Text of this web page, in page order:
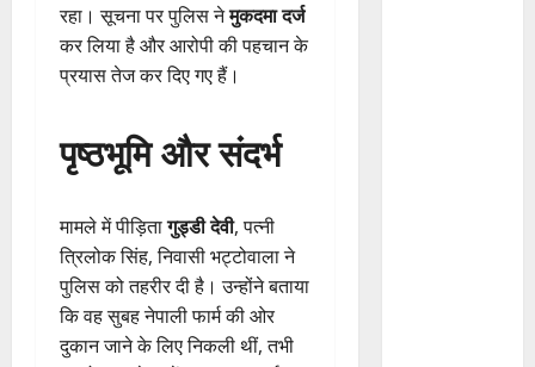
रहा। सूचना पर पुलिस नेमुकदमा दर्ज
कर लिया है और आरोपी की पहचान के
प्रयास तेज कर दिए गए हैं।
पृष्ठभूमि और संदर्भ
मामले में पीड़ितागुड्डी देवी, पत्नी
त्रिलोक सिंह, निवासी भट्टोवाला ने
पुलिस को तहरीर दी है। उन्होंने बताया
कि वह सुबह नेपाली फार्म की ओर
दुकान जाने के लिए निकली थीं, तभी